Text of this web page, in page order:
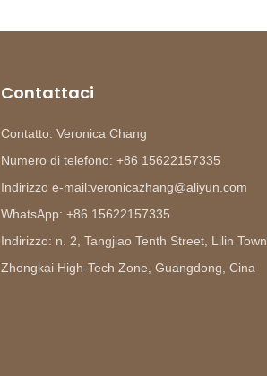
Contattaci
Contatto: Veronica Chang
Numero di telefono: +86 15622157335
Indirizzo e-mail:veronicazhang@aliyun.com
WhatsApp: +86 15622157335
Indirizzo: n. 2, Tangjiao Tenth Street, Lilin Town,
Zhongkai High-Tech Zone, Guangdong, Cina